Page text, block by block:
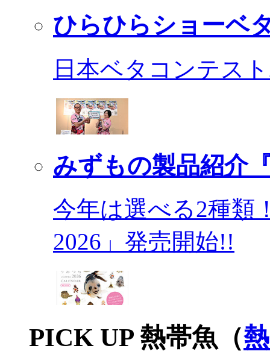
ひらひらショーベ
日本ベタコンテス
みずもの製品紹介
今年は選べる2種類
2026」発売開始!!
PICK UP 熱帯魚（